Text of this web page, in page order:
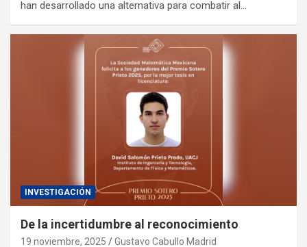
han desarrollado una alternativa para combatir al…
INVESTIGACIÓN
De la incertidumbre al reconocimiento
19 noviembre, 2025 Gustavo Cabullo Madrid